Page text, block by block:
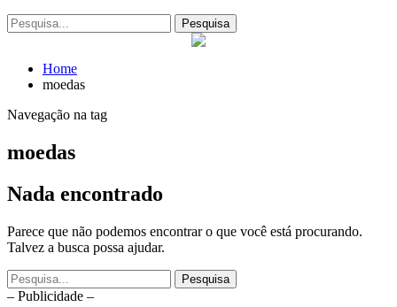
Home
moedas
Navegação na tag
moedas
Nada encontrado
Parece que não podemos encontrar o que você está procurando.
Talvez a busca possa ajudar.
– Publicidade –